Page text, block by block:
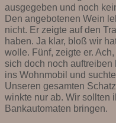
ausgegeben und noch
Den angebotenen Wein
nicht. Er zeigte auf den
haben. Ja klar, bloß wir
wolle. Fünf, zeigte er.
sich doch noch
ins Wohnmobil und
Unseren gesamten
winkte nur ab. Wir sollten
Bankautomaten bringen.